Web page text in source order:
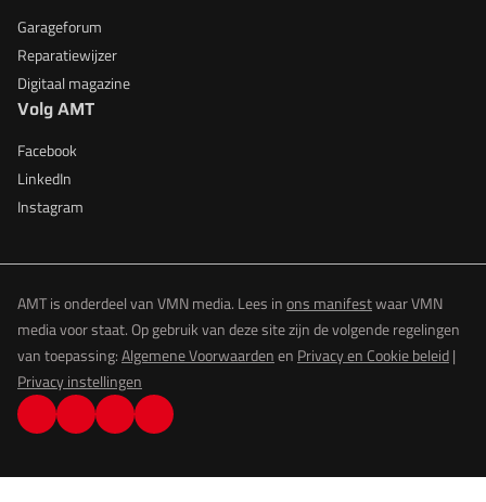
Garageforum
Reparatiewijzer
Digitaal magazine
Volg AMT
Facebook
LinkedIn
Instagram
AMT is onderdeel van VMN media. Lees inons manifestwaar VMN
media voor staat. Op gebruik van deze site zijn de volgende regelingen
van toepassing:Algemene Voorwaardenen Privacy en Cookie beleid|
Privacy instellingen